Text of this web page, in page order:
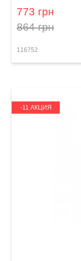
773 грн
864 грн
116752
-11 АКЦИЯ